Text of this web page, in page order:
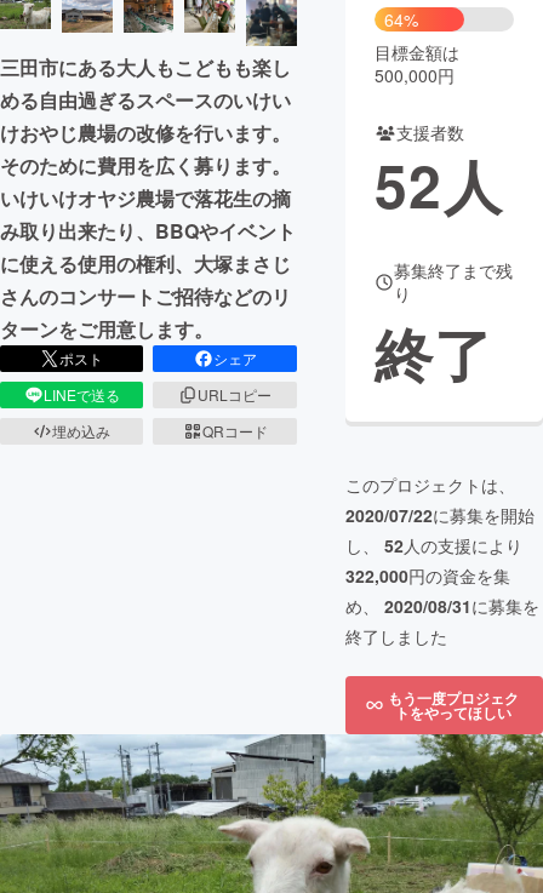
CAMPFIRE for Social Good
CAMPFIRE Creation
CAMPFIREふるさと納税 machi-ya コミュニティ
三田市にある大人もこどもも楽し
める自由過ぎるスペースのいけい
けおやじ農場の改修を行います。
そのために費用を広く募ります。
いけいけオヤジ農場で落花生の摘
み取り出来たり、BBQやイベント
に使える使用の権利、大塚まさじ
さんのコンサートご招待などのリ
ターンをご用意します。
ポスト
シェア
LINEで送る
URLコピー
埋め込み
QRコード
64%
目標金額は
500,000円
支援者数
52人
募集終了まで残
り
終了
このプロジェクトは、
2020/07/22に募集を開始
し、 52人の支援により
322,000円の資金を集
め、 2020/08/31に募集を
終了しました
もう一度プロジェク
トをやってほしい